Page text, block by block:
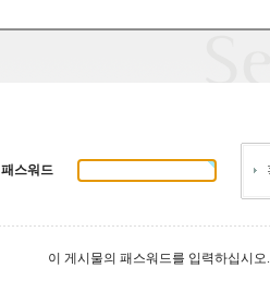
패스워드
이 게시물의 패스워드를 입력하십시오.